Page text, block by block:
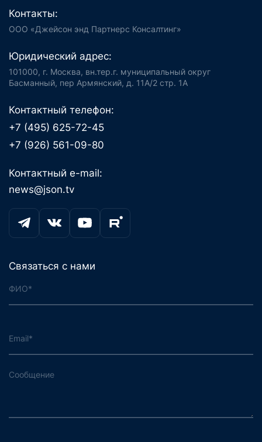
Контакты:
ООО «Джейсон энд Партнерс Консалтинг»
Юридический адрес:
101000, г. Москва, вн.тер.г. муниципальный округ
Басманный, пер Армянский, д. 11А/2 стр. 1А
Контактный телефон:
+7 (495) 625-72-45
+7 (926) 561-09-80
Контактный e-mail:
news@json.tv
Связаться с нами